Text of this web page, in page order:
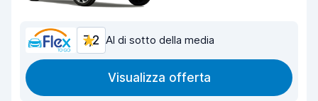
7,2 Al di sotto della media
Visualizza offerta